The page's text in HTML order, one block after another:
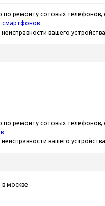
по ремонту сотовых
смартфонов
вашего
по ремонту сотовых
вашего
москве